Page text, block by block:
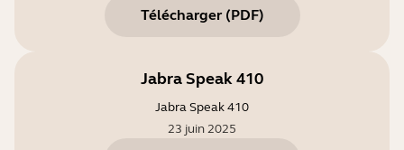
Télécharger (PDF)
Jabra Speak 410
Jabra Speak 410
23 juin 2025